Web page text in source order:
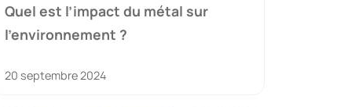
Quel est l’impact du métal sur
l’environnement ?
20 septembre 2024